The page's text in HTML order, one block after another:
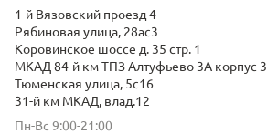
1-й Вязовский проезд 4
Рябиновая улица, 28ас3
Коровинское шоссе д. 35 стр. 1
МКАД 84-й км ТПЗ Алтуфьево 3А корпус 3
Тюменская улица, 5с16
31-й км МКАД, влад.12
Пн-Вс 9:00-21:00